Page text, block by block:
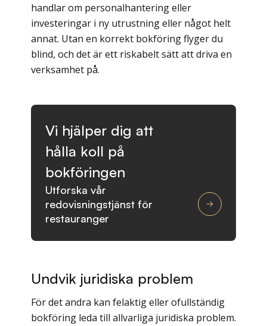
handlar om personalhantering eller
investeringar i ny utrustning eller något helt
annat. Utan en korrekt bokföring flyger du
blind, och det är ett riskabelt sätt att driva en
verksamhet på.
Vi hjälper dig att
hålla koll på
bokföringen
Utforska vår
redovisningstjänst för
restauranger
​​Undvik juridiska problem
För det andra kan felaktig eller ofullständig
bokföring leda till allvarliga juridiska problem.